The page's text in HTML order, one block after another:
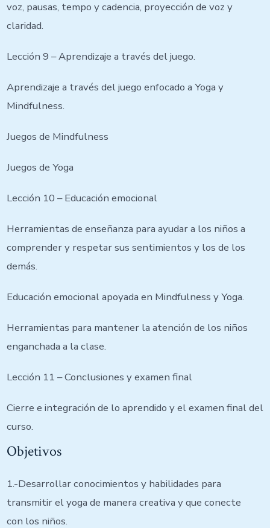
voz, pausas, tempo y cadencia, proyección de voz y
claridad.
Lección 9 – Aprendizaje a través del juego.
Aprendizaje a través del juego enfocado a Yoga y
Mindfulness.
Juegos de Mindfulness
Juegos de Yoga
Lección 10 – Educación emocional
Herramientas de enseñanza para ayudar a los niños a
comprender y respetar sus sentimientos y los de los
demás.
Educación emocional apoyada en Mindfulness y Yoga.
Herramientas para mantener la atención de los niños
enganchada a la clase.
Lección 11 – Conclusiones y examen final
Cierre e integración de lo aprendido y el examen final del
curso.
Objetivos
1.-Desarrollar conocimientos y habilidades para
transmitir el yoga de manera creativa y que conecte
con los niños.